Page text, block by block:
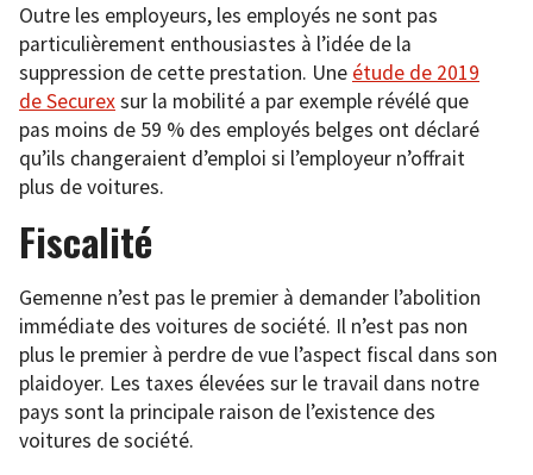
Outre les employeurs, les employés ne sont pas
particulièrement enthousiastes à l’idée de la
suppression de cette prestation. Une étude de 2019
de Securexsur la mobilité a par exemple révélé que
pas moins de 59 % des employés belges ont déclaré
qu’ils changeraient d’emploi si l’employeur n’offrait
plus de voitures.
Fiscalité
Gemenne n’est pas le premier à demander l’abolition
immédiate des voitures de société. Il n’est pas non
plus le premier à perdre de vue l’aspect fiscal dans son
plaidoyer. Les taxes élevées sur le travail dans notre
pays sont la principale raison de l’existence des
voitures de société.